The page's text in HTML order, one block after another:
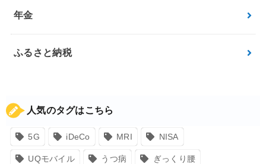
年金
ふるさと納税
人気のタグはこちら
5G iDeCo MRI NISA
UQモバイル うつ病 ぎっくり腰